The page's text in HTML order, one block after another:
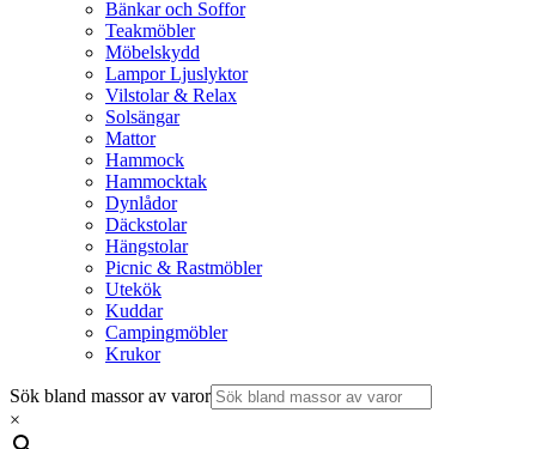
Bänkar och Soffor
Teakmöbler
Möbelskydd
Lampor Ljuslyktor
Vilstolar & Relax
Solsängar
Mattor
Hammock
Hammocktak
Dynlådor
Däckstolar
Hängstolar
Picnic & Rastmöbler
Utekök
Kuddar
Campingmöbler
Krukor
Sök bland massor av varor
×